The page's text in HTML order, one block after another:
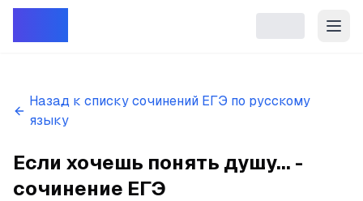
Назад к списку сочинений ЕГЭ по русскому
языку
Если хочешь понять душу... -
сочинение ЕГЭ